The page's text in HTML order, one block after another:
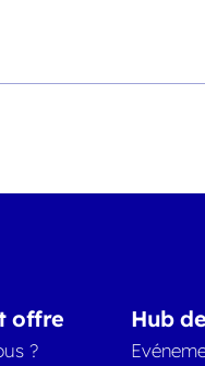
offre
?
Hub